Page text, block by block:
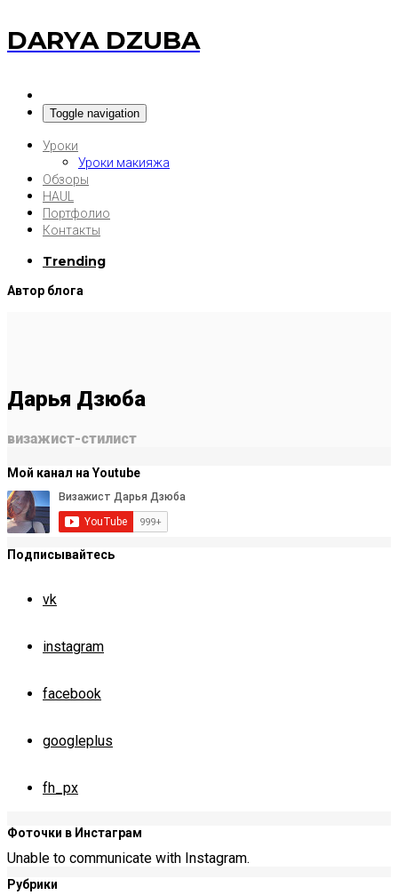
DARYA DZUBA
Toggle navigation
Уроки
Уроки макияжа
Обзоры
HAUL
Портфолио
Контакты
Trending
Автор блога
Дарья Дзюба
визажист-стилист
Мой канал на Youtube
Подписывайтесь
vk
instagram
facebook
googleplus
fh_px
Фоточки в Инстаграм
Unable to communicate with Instagram.
Рубрики